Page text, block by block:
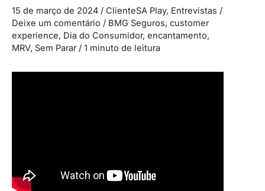
15 de março de 2024 / ClienteSA Play, Entrevistas /
Deixe um comentário / BMG Seguros, customer
experience, Dia do Consumidor, encantamento,
MRV, Sem Parar/ 1 minuto de leitura